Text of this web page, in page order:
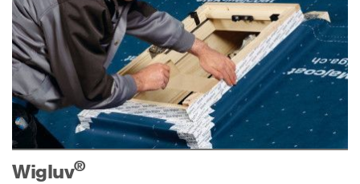
Wigluv®